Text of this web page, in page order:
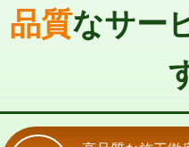
交換・取付（タンク）
交換・取付(単水栓（壁付・
式・ワンホール）)
品質なサー